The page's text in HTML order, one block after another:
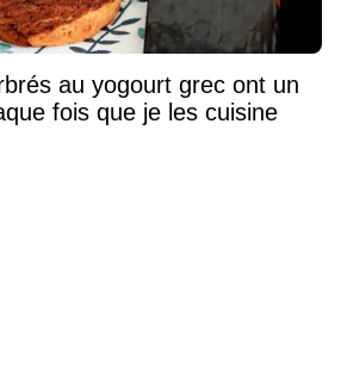
au yogourt grec ont un
fois que je les cuisine